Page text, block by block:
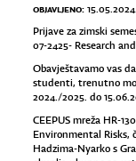
OBJAVLJENO: 15.05.2024.
Prijave za zimski
07-2425- Research
Obavještavamo vas
studenti, trenutno
2024./2025. do
CEEPUS mreža HR-
Environmental Risks,
Hadzima-Nyarko s